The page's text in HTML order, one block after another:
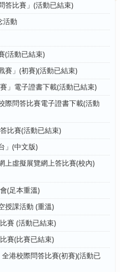
答比賽」(活動已結束)
活動
(活動已結束)
賽」(初賽)(活動已結束)
」電子證書下載(活動已結束)
際問答比賽電子證書下載(活動
比賽(活動已結束)
」(中文版)
上虛擬展覽網上答比賽(校內)
(足本重溫)
授課活動 (重溫)
賽 (活動已結束)
賽(比賽已結束)
港校際問答比賽(初賽)(活動已